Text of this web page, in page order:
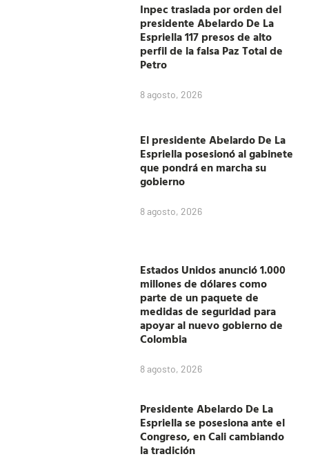
Inpec traslada por orden del
presidente Abelardo De La
Espriella 117 presos de alto
perfil de la falsa Paz Total de
Petro
8 agosto, 2026
El presidente Abelardo De La
Espriella posesionó al gabinete
que pondrá en marcha su
gobierno
8 agosto, 2026
Estados Unidos anunció 1.000
millones de dólares como
parte de un paquete de
medidas de seguridad para
apoyar al nuevo gobierno de
Colombia
8 agosto, 2026
Presidente Abelardo De La
Espriella se posesiona ante el
Congreso, en Cali cambiando
la tradición